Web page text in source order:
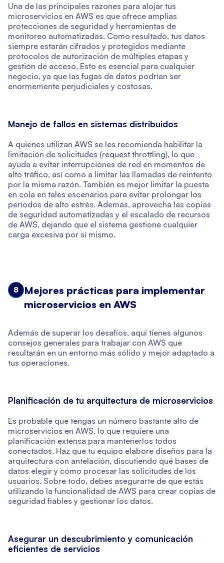
Una de las principales razones para alojar tus
microservicios en AWS es que ofrece amplias
protecciones de seguridad y herramientas de
monitoreo automatizadas. Como resultado, tus datos
siempre estarán cifrados y protegidos mediante
protocolos de autorización de múltiples etapas y
gestión de acceso. Esto es esencial para cualquier
negocio, ya que las fugas de datos podrían ser
enormemente perjudiciales y costosas.
Manejo de fallos en sistemas distribuidos
A quienes utilizan AWS se les recomienda habilitar la
limitación de solicitudes (request throttling), lo que
ayuda a evitar interrupciones de red en momentos de
alto tráfico, así como a limitar las llamadas de reintento
por la misma razón. También es mejor limitar la puesta
en cola en tales escenarios para evitar prolongar los
períodos de alto estrés. Además, aprovecha las copias
de seguridad automatizadas y el escalado de recursos
de AWS, dejando que el sistema gestione cualquier
carga excesiva por sí mismo.
8
Mejores prácticas para implementar
microservicios en AWS
Además de superar los desafíos, aquí tienes algunos
consejos generales para trabajar con AWS que
resultarán en un entorno más sólido y mejor adaptado a
tus operaciones.
Planificación de tu arquitectura de microservicios
Es probable que tengas un número bastante alto de
microservicios en AWS, lo que requiere una
planificación extensa para mantenerlos todos
conectados. Haz que tu equipo elabore diseños para la
arquitectura con antelación, discutiendo qué bases de
datos elegir y cómo procesar las solicitudes de los
usuarios. Sobre todo, debes asegurarte de que estás
utilizando la funcionalidad de AWS para crear copias de
seguridad fiables y gestionar los datos.
Asegurar un descubrimiento y comunicación
eficientes de servicios